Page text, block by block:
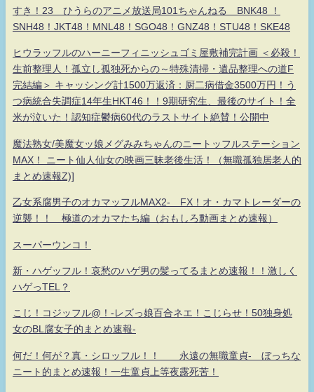
すき！23 ひうらのアニメ放送局101ちゃんねる BNK48 ！
SNH48！JKT48！MNL48！SGO48！GNZ48！STU48！SKE48
ヒウラッフルのハーニーフィニッシュゴミ屋敷補完計画 ＜必殺！
生前整理人！孤立し孤独死からの～特殊清掃・遺品整理への道F
完結編＞ キャッシング計1500万返済：厨二病借金3500万円！う
つ病統合失調症14年生HKT46！！9期研究生、最後のサイト！全
米が泣いた！認知症鬱病60代のラストサイト絶賛！公開中
魔法熟女/美魔女ッ娘メグみみちゃんのニートッフルステーション
MAX！ ニート仙人仙女の映画三昧老後生活！（無職孤独居老人的
まとめ速報Z)]
乙女系腐男子のオカマッフルMAX2- FX！オ・カマトレーダーの
逆襲！！ 極道のオカマたち編（おもしろ動画まとめ速報）
スーパーウンコ！
新・ハゲッフル！哀愁のハゲ男の髪ってるまとめ速報！！激しく
ハゲっTEL？
こじ！コジッフル@！-レズっ娘百合ネエ！こじらせ！50独身処
女のBL腐女子的まとめ速報-
何だ！何が？真・シロッフル！！ 永遠の無職童貞- ぼっちな
ニート的まとめ速報！一生童貞上等夜露死苦！